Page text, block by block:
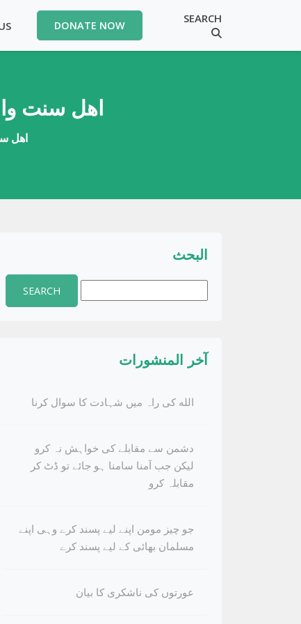
DONATE NOW
SEARCH
اھل سنت
اھل
البحث
Search
for:
آخر المنشورات
الله کی راہ میں شہادت کا سوال کرنا
دشمن سے مقابلے کی خواہش نہ کرو
لیکن جب آمنا سامنا ہو جائے تو ڈٹ کر
مقابلہ کرو
جو چیز مومن اپنے لیے پسند کرے وہی اپنے
مسلمان بھائی کے لیے پسند کرے
عورتوں کی ناشکری کا بیان